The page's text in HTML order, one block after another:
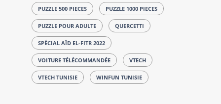
PUZZLE 500 PIECES PUZZLE 1000 PIECES
PUZZLE POUR ADULTE QUERCETTI
SPÉCIAL AÏD EL-FITR 2022
VOITURE TÉLÉCOMMANDÉE VTECH
VTECH TUNISIE WINFUN TUNISIE